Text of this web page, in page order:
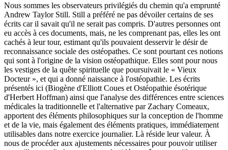
Nous sommes les observateurs privilégiés du chemin qu'a emprunté
Andrew Taylor Still. Still a préféré ne pas dévoiler certains de ses
écrits car il savait qu'il ne serait pas compris. D'autres personnes ont
eu accès à ces documents, mais, ne les comprenant pas, elles les ont
cachés à leur tour, estimant qu'ils pouvaient desservir le désir de
reconnaissance sociale des ostéopathes. Ce sont pourtant ces notions
qui sont à l'origine de la vision ostéopathique. Elles sont pour nous
les vestiges de la quête spirituelle que poursuivait le « Vieux
Docteur », et qui a donné naissance à l'ostéopathie. Les écrits
présentés ici (Biogène d'Elliott Coues et Ostéopathie ésotérique
d'Herbert Hoffman) ainsi que l'analyse des différences entre sciences
médicales la traditionnelle et l'alternative par Zachary Comeaux,
apportent des éléments philosophiques sur la conception de l'homme
et de la vie, mais également des éléments pratiques, immédiatement
utilisables dans notre exercice journalier. Là réside leur valeur. À
nous de procéder aux ajustements nécessaires pour pouvoir utiliser